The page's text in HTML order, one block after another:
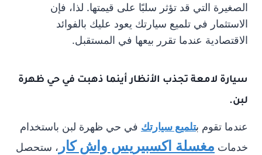
الصغيرة التي قد تؤثر سلبًا على قيمتها. لذا، فإن
الاستثمار في تلميع سيارتك يعود عليك بالفوائد
الاقتصادية عندما تقرر بيعها في المستقبل.
سيارة لامعة تجذب الأنظار أينما ذهبت في حي ظهرة
لبن.
عندما تقوم بتلميع سيارتك في حي ظهرة لبن باستخدام
خدمات مغسلة اكسبيريس واش كار ، ستحصل